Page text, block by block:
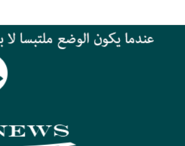
الزراعية بالأسبوع الأول من أغسطس 2026